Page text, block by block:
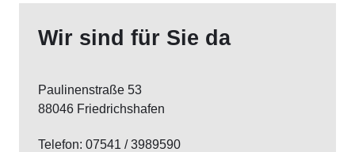
Wir sind für Sie da
Paulinenstraße 53
88046 Friedrichshafen
Telefon: 07541 / 3989590